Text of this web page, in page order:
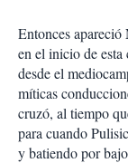
Entonces
en el inicio de esta
desde el
míticas
cruzó, al tiempo
para cuando
y batiendo por